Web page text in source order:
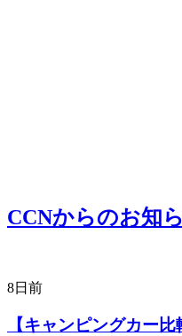
CCNからのお知
8日前
【キャンピングカー